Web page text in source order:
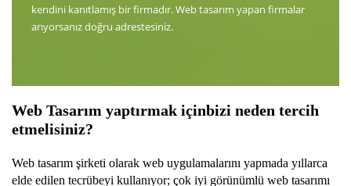
kendini kanıtlamış bir firmadır. Web tasarım yapan firmalar
arıyorsanız doğru adrestesiniz.
Web Tasarım yaptırmak içinbizi neden tercih
etmelisiniz?
Web tasarım şirketi olarak web uygulamalarını yapmada yıllarca
elde edilen tecrübeyi kullanıyor; çok iyi görünümlü web tasarımı